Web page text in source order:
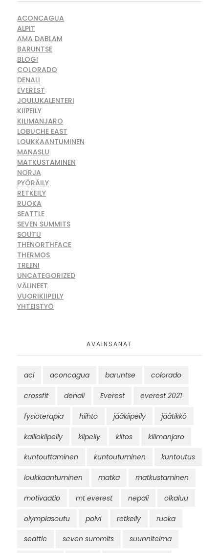
ACONCAGUA
ALPIT
AMA DABLAM
BARUNTSE
BLOGI
COLORADO
DENALI
EVEREST
JOULUKALENTERI
KIIPEILY
KILIMANJARO
LOBUCHE EAST
LOUKKAANTUMINEN
MANASLU
MATKUSTAMINEN
NORJA
PYÖRÄILY
RETKEILY
RUOKA
SEATTLE
SEVEN SUMMITS
SOUTU
THENORTHFACE
THERMOS
TREENI
UNCATEGORIZED
VÄLINEET
VUORIKIIPEILY
YHTEISTYÖ
AVAINSANAT
acl aconcagua baruntse colorado
crossfit denali Everest everest 2021
fysioterapia hiihto jääkiipeily jäätikkö
kalliokiipeily kiipeily kiitos kilimanjaro
kuntouttaminen kuntoutuminen kuntoutus
loukkaantuminen matka matkustaminen
motivaatio mt everest nepali olkaluu
olympiasoutu polvi retkeily ruoka
seattle seven summits suunnitelma